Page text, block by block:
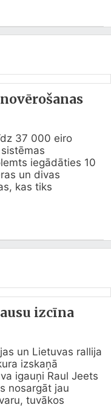
37 000 eiro
iegādāties 10
un divas
kas tiks
izcīna
un Lietuvas rallija
izskaņā
igauņi Raul Jeets
nosargāt jau
tuvākos